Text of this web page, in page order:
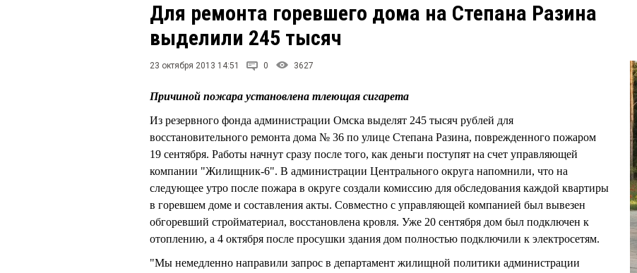
Для ремонта горевшего дома на Степана Разина
выделили 245 тысяч
23 октября 2013 14:51 0 3627
Причиной пожара установлена тлеющая сигарета
Из резервного фонда администрации Омска выделят 245 тысяч рублей для
восстановительного ремонта дома № 36 по улице Степана Разина, поврежденного пожаром
19 сентября. Работы начнут сразу после того, как деньги поступят на счет управляющей
компании "Жилищник-6". В администрации Центрального округа напомнили, что на
следующее утро после пожара в округе создали комиссию для обследования каждой квартиры
в горевшем доме и составления акты. Совместно с управляющей компанией был вывезен
обгоревший стройматериал, восстановлена кровля. Уже 20 сентября дом был подключен к
отоплению, а 4 октября после просушки здания дом полностью подключили к электросетям.
"Мы немедленно направили запрос в департамент жилищной политики администрации